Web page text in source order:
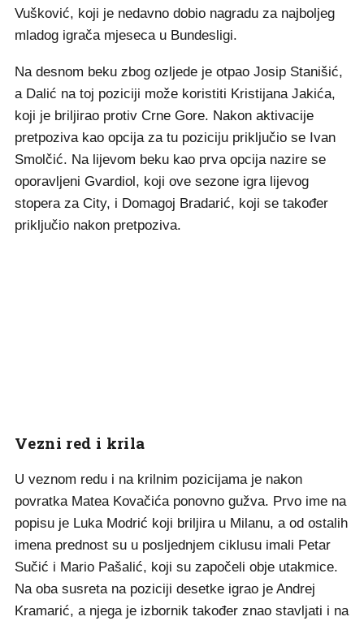
Vušković, koji je nedavno dobio nagradu za najboljeg
mladog igrača mjeseca u Bundesligi.
Na desnom beku zbog ozljede je otpao Josip Stanišić,
a Dalić na toj poziciji može koristiti Kristijana Jakića,
koji je briljirao protiv Crne Gore. Nakon aktivacije
pretpoziva kao opcija za tu poziciju priključio se Ivan
Smolčić. Na lijevom beku kao prva opcija nazire se
oporavljeni Gvardiol, koji ove sezone igra lijevog
stopera za City, i Domagoj Bradarić, koji se također
priključio nakon pretpoziva.
Vezni red i krila
U veznom redu i na krilnim pozicijama je nakon
povratka Matea Kovačića ponovno gužva. Prvo ime na
popisu je Luka Modrić koji briljira u Milanu, a od ostalih
imena prednost su u posljednjem ciklusu imali Petar
Sučić i Mario Pašalić, koji su započeli obje utakmice.
Na oba susreta na poziciji desetke igrao je Andrej
Kramarić, a njega je izbornik također znao stavljati i na